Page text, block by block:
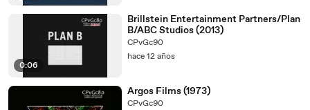
0:06
Brillstein Entertainment Partners/Plan
B/ABC Studios (2013)
CPvGc90
hace 12 años
Argos Films (1973)
CPvGc90